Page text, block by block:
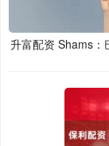
升富配资 Shams：